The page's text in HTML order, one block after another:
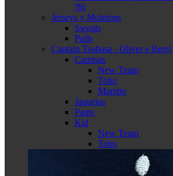
'86
Jerseys y Moletons
Sweats
Pulls
Captain Tsubasa - Oliver e Benji
Camisas
New Team
Toho
Mambo
Jaquetas
Pants
Kid
New Team
Toho